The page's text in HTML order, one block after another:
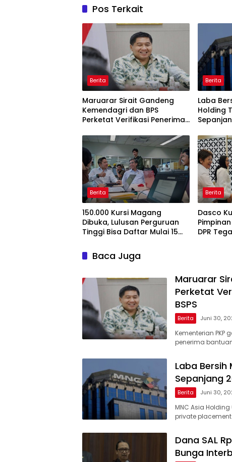
Pos Terkait
Berita
Maruarar Sirait Gandeng
Kemendagri dan BPS
Perketat Verifikasi Penerima
Berita
Laba
Holding
Berita
150.000 Kursi Magang
Dibuka, Lulusan Perguruan
Tinggi Bisa Daftar Mulai 15
Berita
Dasco
DPR
Baca Juga
Maruarar
Perketat
BSPS
Berita Juni 30,
Kementerian PKP
penerima
Laba Bersih
Sepanjang
Berita Juni 30,
MNC Asia
private
Dana SAL
Bunga